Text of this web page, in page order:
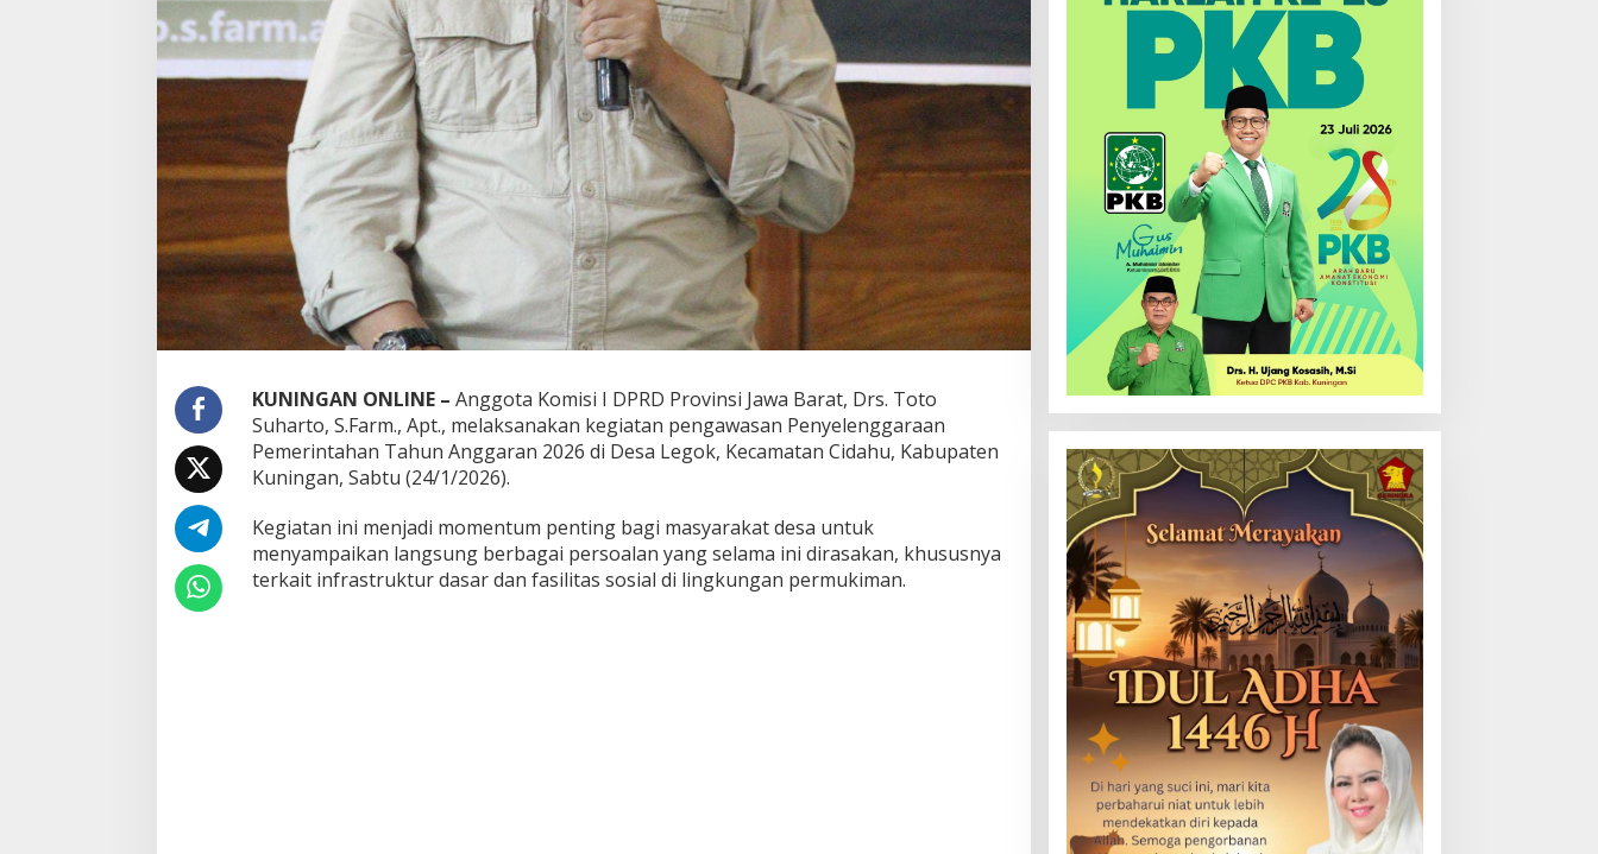
KUNINGAN ONLINE – Anggota Komisi I DPRD Provinsi Jawa Barat, Drs. Toto
Suharto, S.Farm., Apt., melaksanakan kegiatan pengawasan Penyelenggaraan
Pemerintahan Tahun Anggaran 2026 di Desa Legok, Kecamatan Cidahu, Kabupaten
Kuningan, Sabtu (24/1/2026).
Kegiatan ini menjadi momentum penting bagi masyarakat desa untuk
menyampaikan langsung berbagai persoalan yang selama ini dirasakan, khususnya
terkait infrastruktur dasar dan fasilitas sosial di lingkungan permukiman.